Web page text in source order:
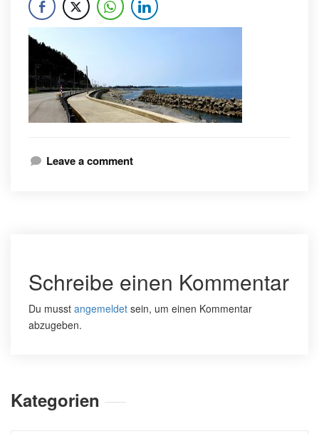
Leave a comment
Schreibe einen Kommentar
Du musst angemeldet sein, um einen Kommentar
abzugeben.
Kategorien